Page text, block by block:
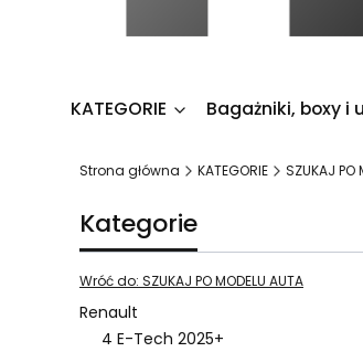
KATEGORIE Bagażniki, boxy i
Strona główna KATEGORIE SZUKAJ PO
Kategorie
Wróć do: SZUKAJ PO MODELU AUTA
Renault
4 E-Tech 2025+